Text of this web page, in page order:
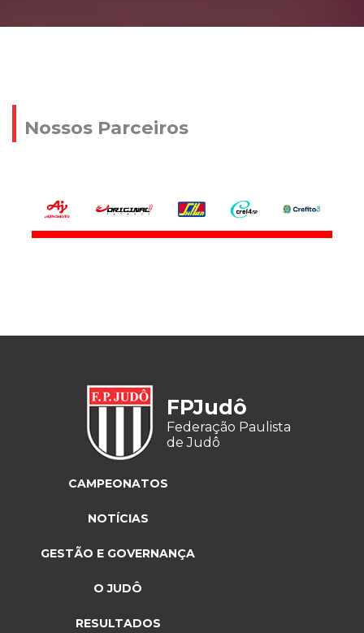
Nossos Parceiros
FPJudô
Federação Paulista
de Judô
CAMPEONATOS
NOTÍCIAS
GESTÃO E GOVERNANÇA
O JUDÔ
RESULTADOS